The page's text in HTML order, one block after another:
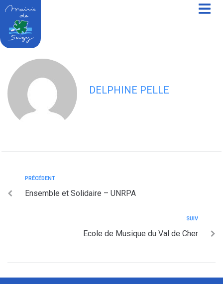
principal
Musique des 3 provinces
DELPHINE PELLE
PRÉCÉDENT
Ensemble et Solidaire – UNRPA
SUIV
Ecole de Musique du Val de Cher